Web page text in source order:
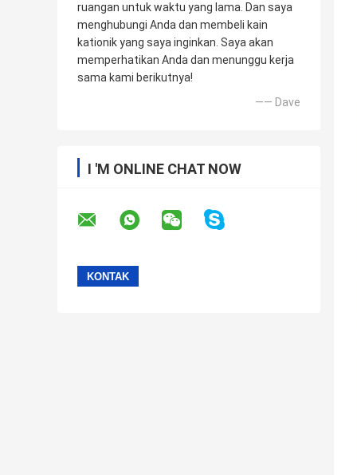
ruangan untuk waktu yang lama. Dan saya
menghubungi Anda dan membeli kain
kationik yang saya inginkan. Saya akan
memperhatikan Anda dan menunggu kerja
sama kami berikutnya!
—— Dave
I 'M ONLINE CHAT NOW